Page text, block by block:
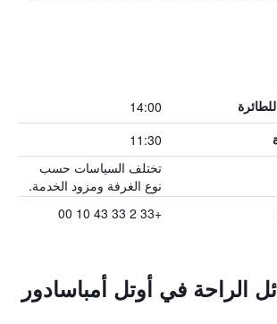
14:00
11:30
تختلف السياسات حسب
نوع الغرفة ومزود الخدمة.
+33 2 33 43 10 00
الراحة في أوتل أمباسادور